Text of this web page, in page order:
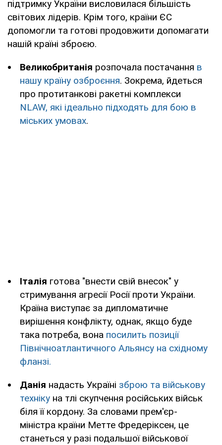
підтримку України висловилася більшість
світових лідерів. Крім того, країни ЄС
допомогли та готові продовжити допомагати
нашій країні зброєю.
Великобританія розпочала постачання в
нашу країну озброєння. Зокрема, йдеться
про протитанкові ракетні комплекси
NLAW, які ідеально підходять для бою в
міських умовах.
Італія готова "внести свій внесок" у
стримування агресії Росії проти України.
Країна виступає за дипломатичне
вирішення конфлікту, однак, якщо буде
така потреба, вона посилить позиції
Північноатлантичного Альянсу на східному
фланзі.
Данія надасть Україні зброю та військову
техніку на тлі скупчення російських військ
біля її кордону. За словами прем'єр-
міністра країни Метте Фредеріксен, це
станеться у разі подальшої військової